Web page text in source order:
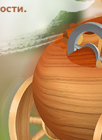
Хочу
как.
как я